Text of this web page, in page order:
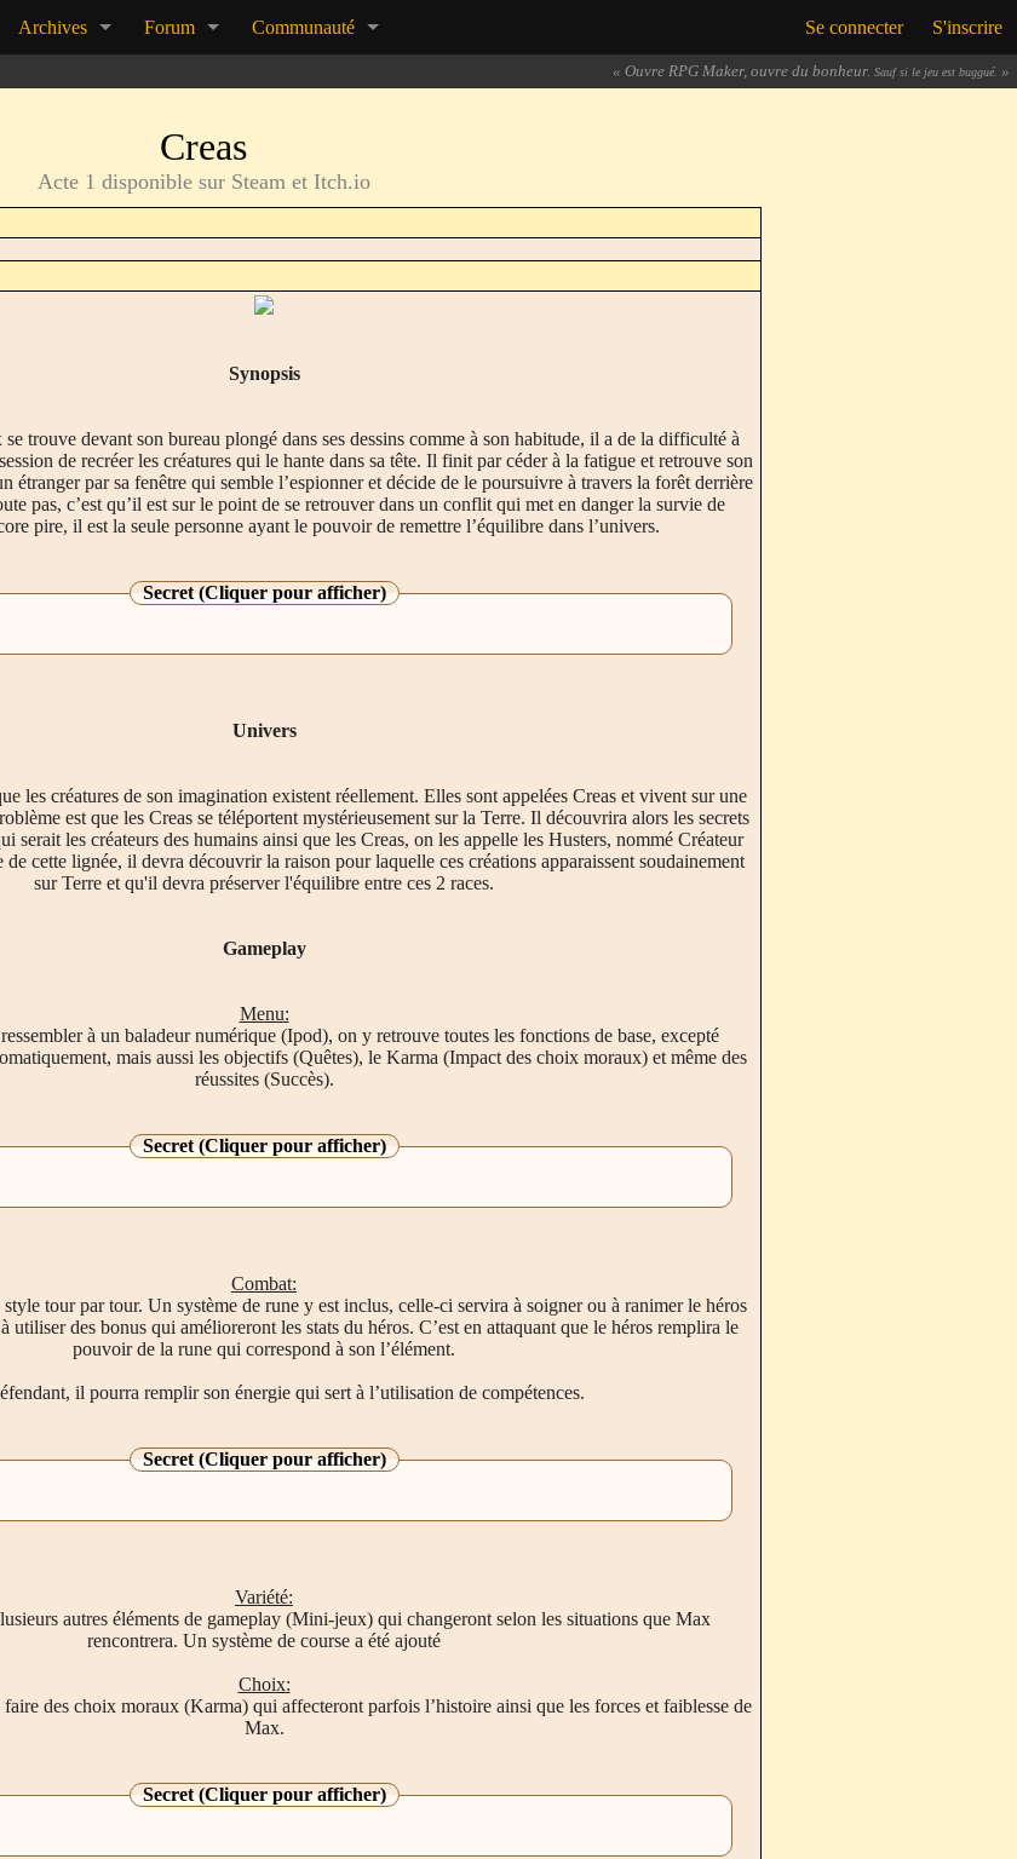
Archives Forum Communauté Se connecter S'inscrire
« Ouvre RPG Maker, ouvre du bonheur. Sauf si le jeu est buggué. »
Creas
Acte 1 disponible sur Steam et Itch.io
Synopsis
trouve devant son bureau plongé dans ses dessins comme à son habitude, il a de la difficulté à
de recréer les créatures qui le hante dans sa tête. Il finit par céder à la fatigue et retrouve son
étranger par sa fenêtre qui semble l’espionner et décide de le poursuivre à travers la forêt derrière
pas, c’est qu’il est sur le point de se retrouver dans un conflit qui met en danger la survie de
pire, il est la seule personne ayant le pouvoir de remettre l’équilibre dans l’univers.
Secret (Cliquer pour afficher)
Univers
les créatures de son imagination existent réellement. Elles sont appelées Creas et vivent sur une
est que les Creas se téléportent mystérieusement sur la Terre. Il découvrira alors les secrets
serait les créateurs des humains ainsi que les Creas, on les appelle les Husters, nommé Créateur
cette lignée, il devra découvrir la raison pour laquelle ces créations apparaissent soudainement
sur Terre et qu'il devra préserver l'équilibre entre ces 2 races.
Gameplay
Menu:
à un baladeur numérique (Ipod), on y retrouve toutes les fonctions de base, excepté
mais aussi les objectifs (Quêtes), le Karma (Impact des choix moraux) et même des
réussites (Succès).
Secret (Cliquer pour afficher)
Combat:
tour par tour. Un système de rune y est inclus, celle-ci servira à soigner ou à ranimer le héros
utiliser des bonus qui amélioreront les stats du héros. C’est en attaquant que le héros remplira le
pouvoir de la rune qui correspond à son l’élément.
il pourra remplir son énergie qui sert à l’utilisation de compétences.
Secret (Cliquer pour afficher)
Variété:
autres éléments de gameplay (Mini-jeux) qui changeront selon les situations que Max
rencontrera. Un système de course a été ajouté
Choix:
des choix moraux (Karma) qui affecteront parfois l’histoire ainsi que les forces et faiblesse de
Max.
Secret (Cliquer pour afficher)